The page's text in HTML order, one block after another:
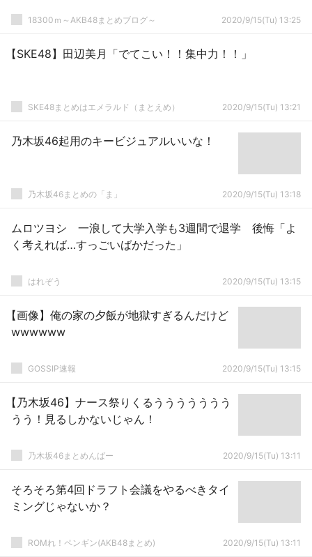
18300ｍ～AKB48まとめブログ～ 2020/9/15(Tu) 13:25
【SKE48】田辺美月「でてこい！！集中力！！」
SKE48まとめはエメラルド（まとえめ） 2020/9/15(Tu) 13:21
乃木坂46起用のキービジュアルいいな！
乃木坂46まとめの「ま」 2020/9/15(Tu) 13:18
ムロツヨシ 一浪して大学入学も3週間で退学 後悔「よ
く考えれば…すっごいばかだった」
はれぞう 2020/9/15(Tu) 13:15
【画像】俺の家の夕飯が地獄すぎるんだけど
wwwwww
GOSSIP速報 2020/9/15(Tu) 13:15
【乃木坂46】ナース祭りくるううううううう
うう！見るしかないじゃん！
乃木坂46まとめんばー 2020/9/15(Tu) 13:11
そろそろ第4回ドラフト会議をやるべきタイ
ミングじゃないか？
ROMれ！ペンギン(AKB48まとめ) 2020/9/15(Tu) 13:11